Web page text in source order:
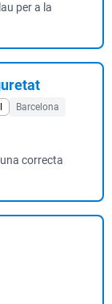
per a la
Barcelona
correcta